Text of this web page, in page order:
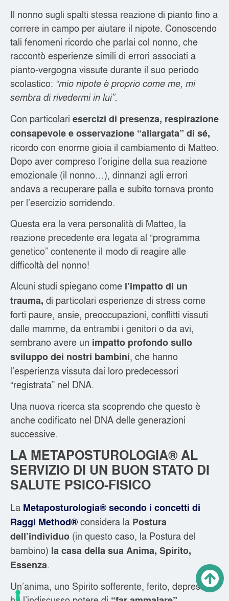
Il nonno sugli spalti stessa reazione di pianto fino a
correre in campo per aiutare il nipote. Conoscendo
tali fenomeni ricordo che parlai col nonno, che
raccontò esperienze simili di errori associati a
pianto-vergogna vissute durante il suo periodo
scolastico: “mio nipote è proprio come me, mi
sembra di rivedermi in lui”.
Con particolari esercizi di presenza, respirazione
consapevole e osservazione “allargata” di sé,
ricordo con enorme gioia il cambiamento di Matteo.
Dopo aver compreso l’origine della sua reazione
emozionale (il nonno…), dinnanzi agli errori
andava a recuperare palla e subito tornava pronto
per l’esercizio sorridendo.
Questa era la vera personalità di Matteo, la
reazione precedente era legata al “programma
genetico” contenente il modo di reagire alle
difficoltà del nonno!
Alcuni studi spiegano come l’impatto di un
trauma, di particolari esperienze di stress come
forti paure, ansie, preoccupazioni, conflitti vissuti
dalle mamme, da entrambi i genitori o da avi,
sembrano avere un impatto profondo sullo
sviluppo dei nostri bambini, che hanno
l’esperienza vissuta dai loro predecessori
“registrata” nel DNA.
Una nuova ricerca sta scoprendo che questo è
anche codificato nel DNA delle generazioni
successive.
LA METAPOSTUROLOGIA® AL
SERVIZIO DI UN BUON STATO DI
SALUTE PSICO-FISICO
La Metaposturologia® secondo i concetti di
Raggi Method®considera la Postura
dell’individuo (in questo caso, la Postura del
bambino) la casa della sua Anima, Spirito,
Essenza.
Un’anima, uno Spirito sofferente, ferito, depresso